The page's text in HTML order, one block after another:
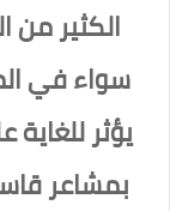
الكثير
سواء في
يؤثر
بمشاعر